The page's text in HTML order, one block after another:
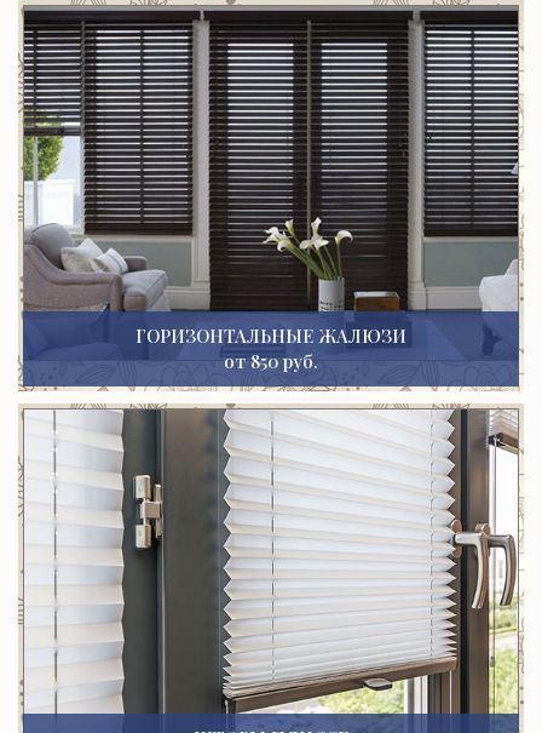
ГОРИЗОНТАЛЬНЫЕ ЖАЛЮЗИ
от 850 руб.